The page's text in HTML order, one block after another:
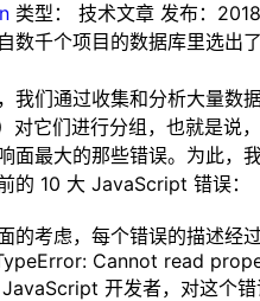
类型： 技术文章 发布：
数千个项目的数据库里选出
我们通过收集和分析大量数
对它们进行分组，也就是说
面最大的那些错误。为此，
的 10 大 JavaScript 错误：
的考虑，每个错误的描述经过
Cannot read
开发者，对这个